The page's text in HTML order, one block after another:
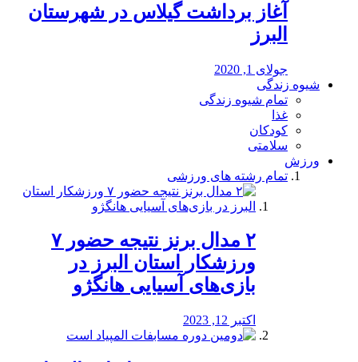
آغاز برداشت گیلاس در شهرستان
البرز
جولای 1, 2020
شیوه زندگی
تمام شیوه زندگی
غذا
کودکان
سلامتی
ورزش
تمام رشته های ورزشی
۲ مدال برنز نتیجه حضور ۷
ورزشکار استان البرز در
بازی‌های آسیایی هانگژو
اکتبر 12, 2023